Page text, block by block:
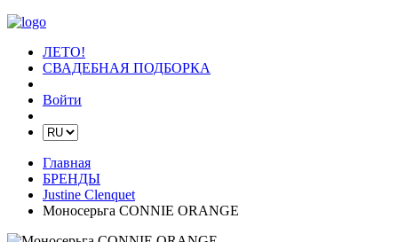
ЛЕТО!
СВАДЕБНАЯ ПОДБОРКА
Войти
Главная
БРЕНДЫ
Justine Clenquet
Моносерьга CONNIE ORANGE